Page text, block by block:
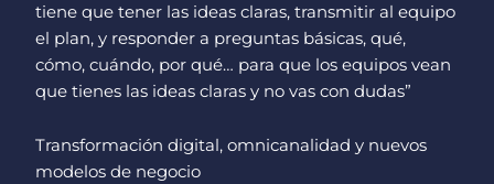
tiene que tener las ideas claras, transmitir al equipo
el plan, y responder a preguntas básicas, qué,
cómo, cuándo, por qué… para que los equipos vean
que tienes las ideas claras y no vas con dudas”
Transformación digital, omnicanalidad y nuevos
modelos de negocio